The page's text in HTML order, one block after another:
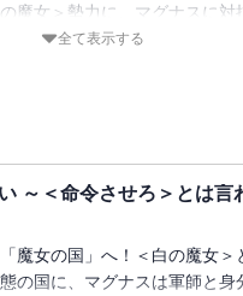
魔女＞勢力に、マグナスに対
き、軍師対決の様相を呈し始
全て表示する
～＜命令させろ＞とは
魔女の国」へ！＜白の魔女＞
の国に、マグナスは軍師と身